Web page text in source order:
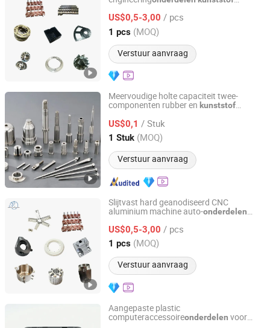
transmissieonderdeel leverancier
US$0,5-3,00 / pcs
1 pcs (MOQ)
Verstuur aanvraag
Dezhou Epai Precision Machinery Co., Ltd
Shandong, China Sinds 2025
Meervoudige holte capaciteit twee-
componenten rubber en kunststof
US$0,1 / Stuk
1 Stuk (MOQ)
Verstuur aanvraag
Qingdao Infinite Precision Machinery Co., Ltd.
Shandong, China Sinds 2026
Slijtvast hard geanodiseerd CNC
aluminium machine auto-onderdelen
US$0,5-3,00 / pcs
1 pcs (MOQ)
Verstuur aanvraag
Dezhou Epai Precision Machinery Co., Ltd
Shandong, China Sinds 2025
Aangepaste plastic
computeraccessoireonderdelen voor
Dongguan Qifeng Industry Co., Ltd.